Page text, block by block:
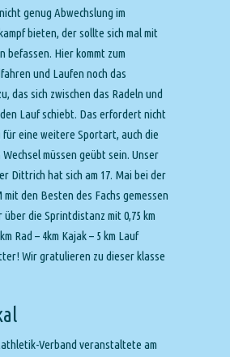
genug Abwechslung im
bieten, der sollte sich mal mit
befassen. Hier kommt zum
und Laufen noch das
das sich zwischen das Radeln und
Lauf schiebt. Das erfordert nicht
für eine weitere Sportart, auch die
müssen geübt sein. Unser
Dittrich hat sich am 17. Mai bei der
den Besten des Fachs gemessen
über die Sprintdistanz mit 0,75 km
Rad – 4km Kajak – 5 km Lauf
Wir gratulieren zu dieser klasse
Verband veranstaltete am